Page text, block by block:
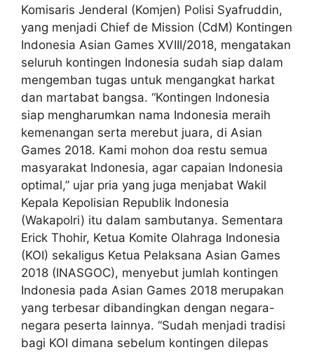
Komisaris Jenderal (Komjen) Polisi Syafruddin,
yang menjadi Chief de Mission (CdM) Kontingen
Indonesia Asian Games XVIII/2018, mengatakan
seluruh kontingen Indonesia sudah siap dalam
mengemban tugas untuk mengangkat harkat
dan martabat bangsa. “Kontingen Indonesia
siap mengharumkan nama Indonesia meraih
kemenangan serta merebut juara, di Asian
Games 2018. Kami mohon doa restu semua
masyarakat Indonesia, agar capaian Indonesia
optimal,” ujar pria yang juga menjabat Wakil
Kepala Kepolisian Republik Indonesia
(Wakapolri) itu dalam sambutanya. Sementara
Erick Thohir, Ketua Komite Olahraga Indonesia
(KOI) sekaligus Ketua Pelaksana Asian Games
2018 (INASGOC), menyebut jumlah kontingen
Indonesia pada Asian Games 2018 merupakan
yang terbesar dibandingkan dengan negara-
negara peserta lainnya. “Sudah menjadi tradisi
bagi KOI dimana sebelum kontingen dilepas